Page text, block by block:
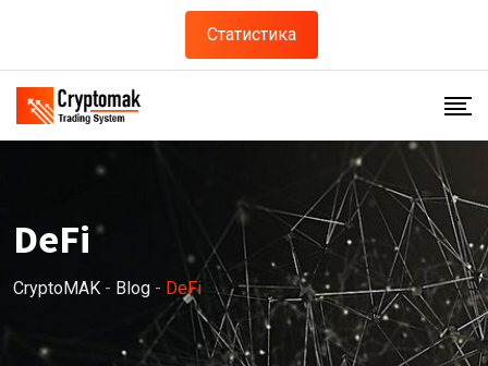
content
Статистика
DeFi
CryptoMAK - Blog - DeFi